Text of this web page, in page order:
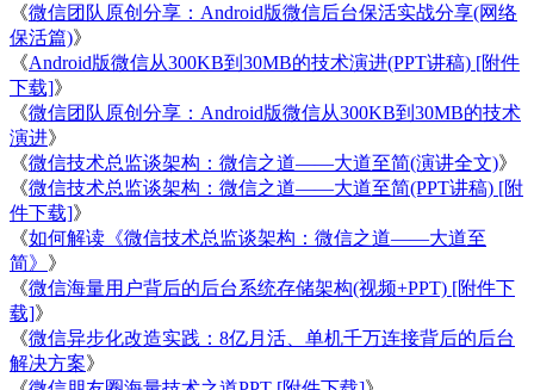
《微信团队原创分享：Android版微信后台保活实战分享(网络
保活篇)》
《Android版微信从300KB到30MB的技术演进(PPT讲稿) [附件
下载]》
《微信团队原创分享：Android版微信从300KB到30MB的技术
演进》
《微信技术总监谈架构：微信之道——大道至简(演讲全文)》
《微信技术总监谈架构：微信之道——大道至简(PPT讲稿) [附
件下载]》
《如何解读《微信技术总监谈架构：微信之道——大道至
简》 》
《微信海量用户背后的后台系统存储架构(视频+PPT) [附件下
载]》
《微信异步化改造实践：8亿月活、单机千万连接背后的后台
解决方案》